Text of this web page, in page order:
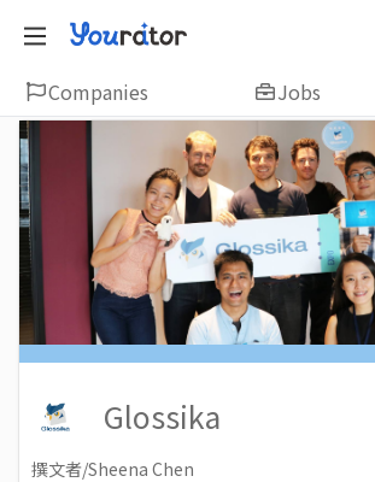
Companies Jobs
Glossika
撰文者/Sheena Chen